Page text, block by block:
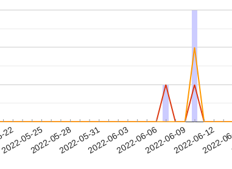
2022-05-252022-05-282022-05-312022-06-032022-06-062022-06-092022-06-12
2022-